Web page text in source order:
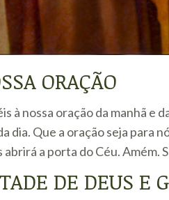
ORAÇÃO
à nossa oração da manhã e
dia. Que a oração seja para
a porta do Céu. Amém.
DE DEUS E